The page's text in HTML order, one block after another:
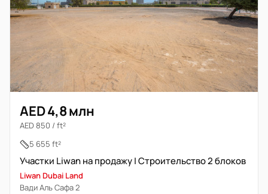
AED 4,8 млн
AED 850 / ft²
5 655 ft²
Участки Liwan на продажу | Строительство 2 блоков
Liwan Dubai Land
Вади Аль Сафа 2